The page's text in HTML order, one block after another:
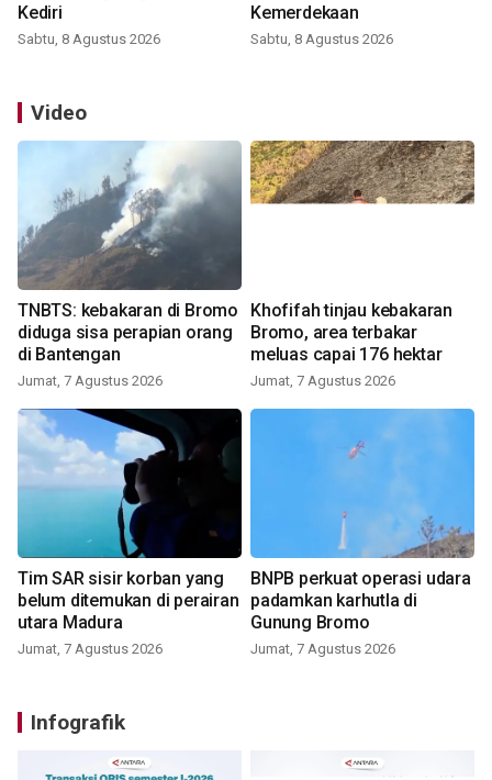
Kediri
Sabtu, 8 Agustus 2026
Kemerdekaan
Sabtu, 8 Agustus 2026
Video
TNBTS: kebakaran di Bromo
diduga sisa perapian orang
di Bantengan
Jumat, 7 Agustus 2026
Khofifah tinjau kebakaran
Bromo, area terbakar
meluas capai 176 hektar
Jumat, 7 Agustus 2026
Tim SAR sisir korban yang
belum ditemukan di perairan
utara Madura
Jumat, 7 Agustus 2026
BNPB perkuat operasi udara
padamkan karhutla di
Gunung Bromo
Jumat, 7 Agustus 2026
Infografik